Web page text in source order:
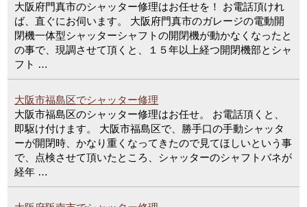
大阪府門真市のシャッター修理はお任せを！ お電話頂けれ
ば、直ぐにお伺います。 大阪府門真市のガレージの電動開
閉機一体型シャッターシャフトの開閉機が動かなくなったと
の事で、現調させて頂くと、１５年以上経つ開閉機部とシャ
フト …
大阪市福島区でシャッター修理
大阪市福島区のシャッター修理はお任せ。 お電話頂くと、
即駆け付けます。 大阪市福島区で、勝手口の手動シャッタ
ーが開閉時、かなり重くなってきたので見てほしいという事
で、点検させて頂いたところ、シャッターのシャフトバネが
経年 …